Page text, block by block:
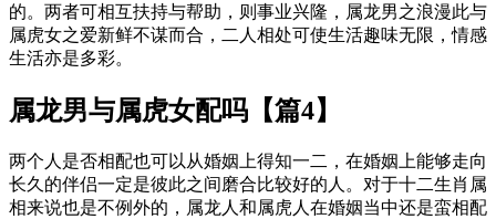
的。两者可相互扶持与帮助，则事业兴隆，属龙男之浪漫此与
属虎女之爱新鲜不谋而合，二人相处可使生活趣味无限，情感
生活亦是多彩。
属龙男与属虎女配吗【篇4】
两个人是否相配也可以从婚姻上得知一二，在婚姻上能够走向
长久的伴侣一定是彼此之间磨合比较好的人。对于十二生肖属
相来说也是不例外的，属龙人和属虎人在婚姻当中还是蛮相配